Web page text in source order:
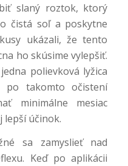
slaný roztok, ktorý
čistá soľ a poskytne
ukázali, že tento
ho skúsime vylepšiť.
polievková lyžica
po takomto očistení
minimálne mesiac
lepší účinok.
sa zamyslieť nad
Keď po aplikácii